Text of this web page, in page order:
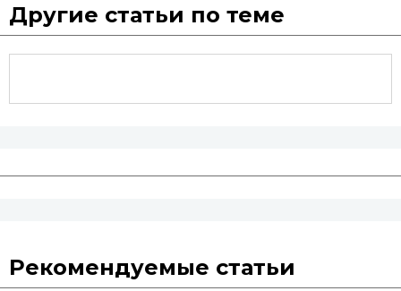
Другие статьи по теме
Рекомендуемые статьи